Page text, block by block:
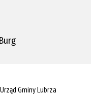
Burg
Gminy Lubrza